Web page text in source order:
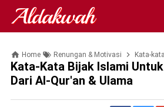
Aldakwah
Home Renungan & Motivasi Kata-kata Bijak
Kata-Kata Bijak Islami
Dari Al-Qur'an & Ulama